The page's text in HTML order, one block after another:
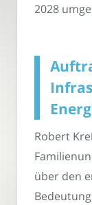
2028
Robert
über den